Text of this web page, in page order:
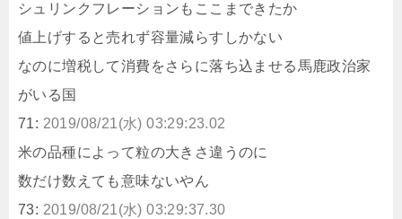
シュリンクフレーションもここまできたか
値上げすると売れず容量減らすしかない
なのに増税して消費をさらに落ち込ませる馬鹿政治家
がいる国
71: 2019/08/21(水) 03:29:23.02
米の品種によって粒の大きさ違うのに
数だけ数えても意味ないやん
73: 2019/08/21(水) 03:29:37.30